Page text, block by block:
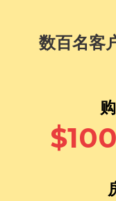
数百名客